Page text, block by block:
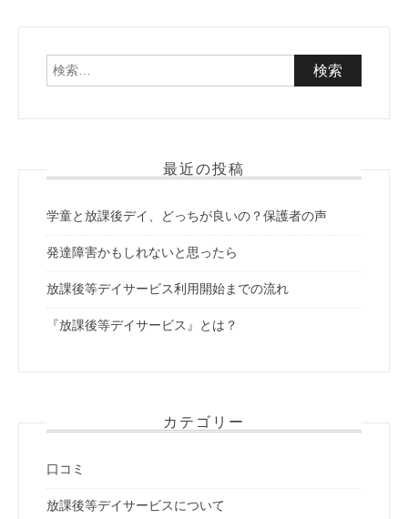
検
索:
最近の投稿
学童と放課後デイ、どっちが良いの？保護者の声
発達障害かもしれないと思ったら
放課後等デイサービス利用開始までの流れ
『放課後等デイサービス』とは？
カテゴリー
口コミ
放課後等デイサービスについて